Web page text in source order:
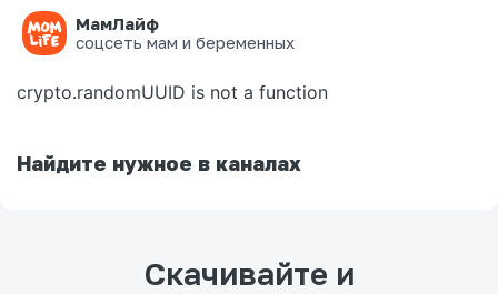
МамЛайф
соцсеть мам и беременных
Ошибка на странице
crypto.randomUUID is not a function
Найдите нужное в каналах
Скачивайте и